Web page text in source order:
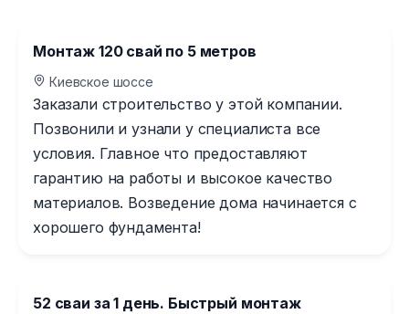
Монтаж 120 свай по 5 метров
Киевское шоссе
Заказали строительство у этой компании.
Позвонили и узнали у специалиста все
условия. Главное что предоставляют
гарантию на работы и высокое качество
материалов. Возведение дома начинается с
хорошего фундамента!
52 сваи за 1 день. Быстрый монтаж